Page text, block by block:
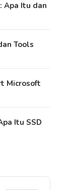
Apa Itu dan
Tools
Microsoft
Itu SSD